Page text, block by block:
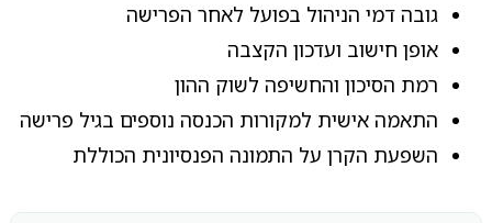
גובה דמי הניהול בפועל לאחר הפרישה
אופן חישוב ועדכון הקצבה
רמת הסיכון והחשיפה לשוק ההון
התאמה אישית למקורות הכנסה נוספים בגיל פרישה
השפעת הקרן על התמונה הפנסיונית הכוללת